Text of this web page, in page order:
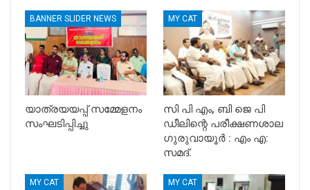
BANNER SLIDER NEWS
യാത്രയയപ്പ് സമ്മേളനം
സംഘടിപ്പിച്ചു
MY CAT
സി പി എം, ബി ജെ പി
ഡീലിന്റെ പരീക്ഷണശാല
ഗുരുവായൂർ : എം എ:
സമദ്.
MY CAT MY CAT